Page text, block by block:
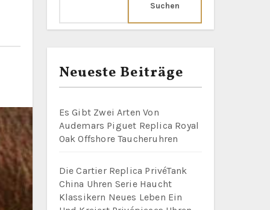
Suchen
Neueste Beiträge
Es Gibt Zwei Arten Von
Audemars Piguet Replica Royal
Oak Offshore Taucheruhren
Die Cartier Replica PrivéTank
China Uhren Serie Haucht
Klassikern Neues Leben Ein